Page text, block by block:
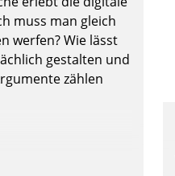
muss man gleich
werfen? Wie lässt
gestalten und
zählen